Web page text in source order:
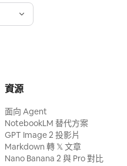
資源
面向 Agent
NotebookLM 替代方案
GPT Image 2 投影片
Markdown 轉 𝕏 文章
Nano Banana 2 與 Pro 對比